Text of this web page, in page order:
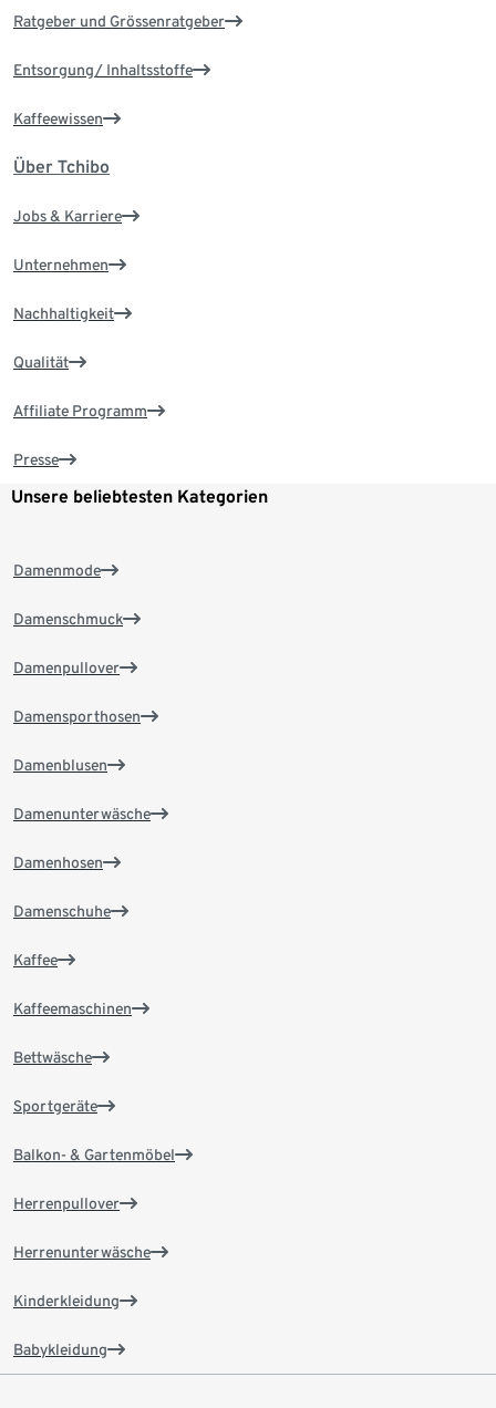
Ratgeber und Grössenratgeber
Entsorgung/ Inhaltsstoffe
Kaffeewissen
Über Tchibo
Jobs & Karriere
Unternehmen
Nachhaltigkeit
Qualität
Affiliate Programm
Presse
Unsere beliebtesten Kategorien
Damenmode
Damenschmuck
Damenpullover
Damensporthosen
Damenblusen
Damenunterwäsche
Damenhosen
Damenschuhe
Kaffee
Kaffeemaschinen
Bettwäsche
Sportgeräte
Balkon- & Gartenmöbel
Herrenpullover
Herrenunterwäsche
Kinderkleidung
Babykleidung